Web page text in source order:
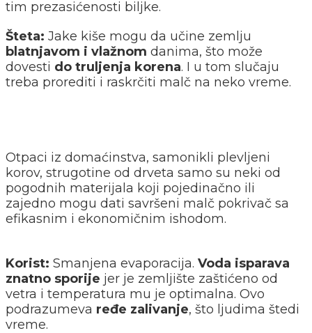
tim prezasićenosti biljke.
Šteta: Jake kiše mogu da učine zemlju
blatnjavom i vlažnom danima, što može
dovesti do truljenja korena. I u tom slučaju
treba prorediti i raskrčiti malč na neko vreme.
Otpaci iz domaćinstva, samonikli plevljeni
korov, strugotine od drveta samo su neki od
pogodnih materijala koji pojedinačno ili
zajedno mogu dati savršeni malč pokrivač sa
efikasnim i ekonomičnim ishodom.
Korist: Smanjena evaporacija. Voda isparava
znatno sporije jer je zemljište zaštićeno od
vetra i temperatura mu je optimalna. Ovo
podrazumeva ređe zalivanje, što ljudima štedi
vreme.